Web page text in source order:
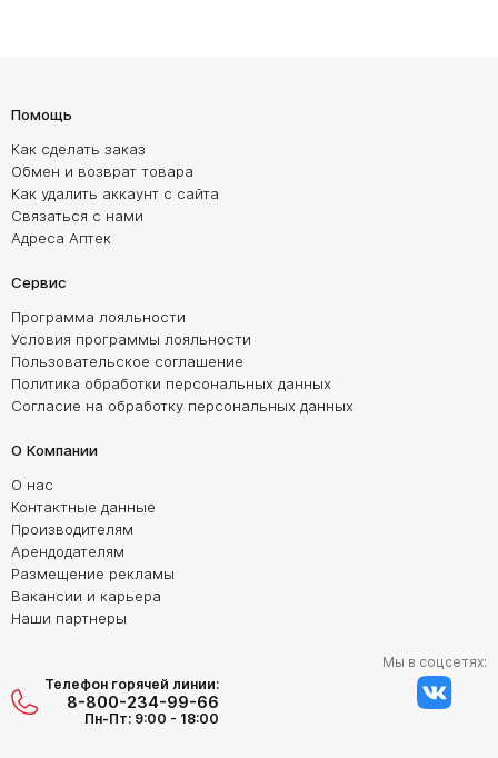
Помощь
Как сделать заказ
Обмен и возврат товара
Как удалить аккаунт с сайта
Связаться с нами
Адреса Аптек
Сервис
Программа лояльности
Условия программы лояльности
Пользовательское соглашение
Политика обработки персональных данных
Согласие на обработку персональных данных
О Компании
О нас
Контактные данные
Производителям
Арендодателям
Размещение рекламы
Вакансии и карьера
Наши партнеры
Телефон горячей линии:
8-800-234-99-66
Пн-Пт: 9:00 - 18:00
Мы в соцсетях: